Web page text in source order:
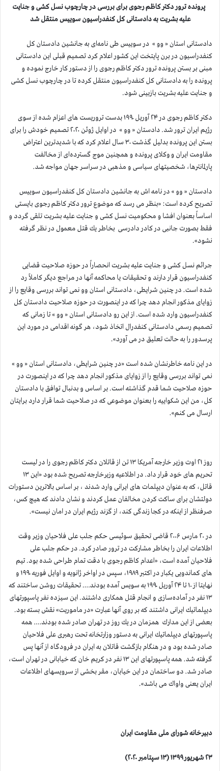
پرونده ترور دكتر كاظم رجوی برای بررسی در چارچوب نسل کشی و جنایت
علیه بشریت به دادستانی كل كنفدراسیون سوییس منتقل شد
دادستانی استان « وو » در سوییس طی نامه‌ای به جانشین دادستان كل
كنفدراسیون در برن پایتخت این كشور اعلام كرد تصمیم قبلی این دادستانی
مبنی بر بستن پرونده ترور دكتر كاظم رجوی را از دستور كار خارج نموده و
پرونده را به دادستانی كل كنفدراسیون منتقل كرده تا در چارچوب نسل كشی
و جنایت علیه بشریت بازبینی شود.
دکتر کاظم رجوی در ۲۴ آوریل ۱۹۹۰ بدست تروریست های اعزام شده از سوی
رژیم ایران ترور شد. دادستان « وو » در اوایل ژوئن ۲۰۲۰ تصمیم خودش را برای
بستن این پرونده بدلیل گذشت ۳۰ سال اعلام کرد كه با شدیدترین اعتراض
مقاومت ایران و وكلای پرونده و همچنین موج گسترده‌ای از مخالفت
پارلمانترها، شخصیتهای سیاسی و مذهبی در سراسر جهان مواجه شد.
دادستان « وو » در نامه اش به جانشین دادستان كل كنفدراسیون سوییس
تصریح كرده است: «بنظر می رسد که موضوع ترور دكتر كاظم رجوی بایستی
اساساً بعنوان افشا و محكومیت نسل کشی و جنایت علیه بشریت تلقی گردد و
فقط بصورت جانبی در کادر دادرسی بخاطر یك قتل معمول در نظر گرفته
نشود».
جرائم نسل کشی و جنایت علیه بشریت انحصاراً در حوزه صلاحیت قضایی
كنفدراسیون قرار دارند و تحقیقات یا محاکمه آنها در مراجع دیگر کاملاً‌ رد
شده است. در چنین شرایطی، دادستانی استان وو نمی تواند بررسی وقایع را از
زوایای مذکور انجام دهد چرا که در اینصورت در حوزه صلاحیت دادستان كل
كنفدراسیون وارد شده است. از این رو دادستانی استان « وو » تا زمانی که
تصمیم رسمی دادستانی كنفدرال اتخاذ شود، هر گونه اقدامی در مورد این
پرسدور را به حالت تعلیق در می آورد».
در این نامه خاطرنشان شده است «در چنین شرایطی، دادستانی استان « وو »
نمی تواند بررسی وقایع را از زوایای مذکور انجام دهد چرا که در اینصورت در
حوزه صلاحیت شما قدم گذاشته است. بر اساس و بدنبال توافق با دادستان
کل، من این شکواییه را بعنوان موضوعی که در صلاحیت شما قرار دارد برایتان
ارسال می کنم».
روز ۲۱ اوت وزیر خارجه آمریكا ۱۳ تن از قاتلان دکتر کاظم رجوی را در لیست
تحریم های خود قرار داد. در اطلاعیه وزیرخارجه تصریح شده بود «این ۱۳
قاتل، که به عنوان دیپلمات های ایرانی وارد شدند ، بر اساس بالاترین دستورات
دولتشان برای ساكت كردن مخالفان عمل کردند و نشان دادند که هیچ کس،
صرفنظر از اینكه در كجا زندگی كند، از گزند رژیم ایران در امان نیست».
در ۲۰ مارس ۲۰۰۶ قاضی تحقیق سوئیسی حكم جلب علی فلاحیان وزیر وقت
اطلاعات ایران را بخاطر مشاركت در ترور صادر كرد. در حكم جلب علی
فلاحیان آمده است، «اعدام كاظم رجوی با دقت تمام طراحی شده بود. تیم
های كماندویی یكبار در اكتبر ۱۹۸۹، سپس در اواخر ژانویه و اوایل فوریه ۱۹۹۰ و
نهایتا از ۱۰ تا ۲۴ آوریل ۱۹۹۰ به سویس آمده بودند…. تحقیقات روشن ساختند كه
۱۳ نفر در آماده‌سازی و انجام قتل همكاری داشتند. این سیزده نفر پاسپورتهای
دیپلماتیك ایرانی داشتند كه بر روی آنها عبارت «در ماموریت» نقش بسته بود.
بعضی از این مدارك همزمان در یك روز در تهران صادر شده بودند…. همه
پاسپورتهای دیپلماتیك ایرانی به دستور وزارتخانه تحت رهبری علی فلاحیان
صادر شده بود و در هنگام بازگشت قاتلان به ایران در فرودگاه از آنها پس
گرفته شد. همه پاسپورتهای این ۱۳ نفر در كریم خان كه خیابانی در تهران است،
صادر شد. دو ساختمان در این خیابان، مقر بخشی از سرویسهای اطلاعات
ایران یعنی واواك می باشد».
دبیرخانه شورای ملی مقاومت ایران
۲۳ شهریور ۱۳۹۹ (۱۳ سپتامبر ۲۰۲۰)